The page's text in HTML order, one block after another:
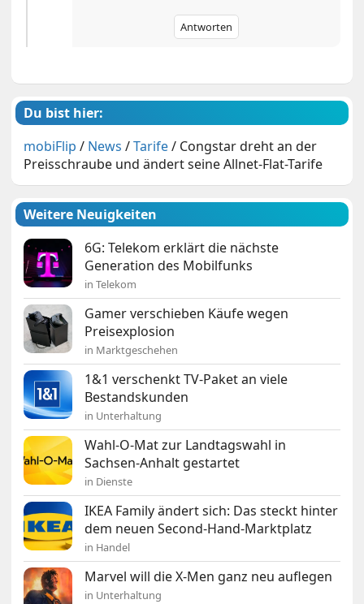
Antworten
Du bist hier:
mobiFlip / News /Tarife/ Congstar dreht an der
Preisschraube und ändert seine Allnet-Flat-Tarife
Weitere Neuigkeiten
6G: Telekom erklärt die nächste
Generation des Mobilfunks
in Telekom
Gamer verschieben Käufe wegen
Preisexplosion
in Marktgeschehen
1&1 verschenkt TV-Paket an viele
Bestandskunden
in Unterhaltung
Wahl-O-Mat zur Landtagswahl in
Sachsen-Anhalt gestartet
in Dienste
IKEA Family ändert sich: Das steckt hinter
dem neuen Second-Hand-Marktplatz
in Handel
Marvel will die X-Men ganz neu auflegen
in Unterhaltung